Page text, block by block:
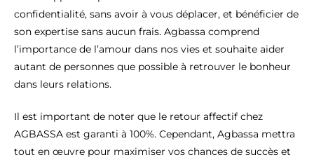
confidentialité, sans avoir à vous déplacer, et bénéficier de
son expertise sans aucun frais. Agbassa comprend
l’importance de l’amour dans nos vies et souhaite aider
autant de personnes que possible à retrouver le bonheur
dans leurs relations.
Il est important de noter que le retour affectif chez
AGBASSA est garanti à 100%. Cependant, Agbassa mettra
tout en œuvre pour maximiser vos chances de succès et